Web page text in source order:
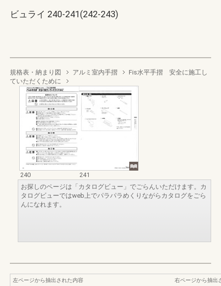
ビュライ 240-241(242-243)
規格表・納まり図 アルミ室内手摺
Fis水平手摺 安全に施工し
ていただくために
240
241
お探しのページは「カタログビュー」でごらんいただけます。カ
タログビューではweb上でパラパラめくりながらカタログをごら
んになれます。
左ページから抽出された内容
右ページから抽出